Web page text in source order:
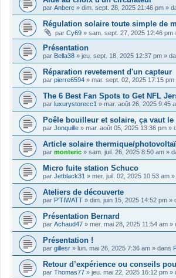
par Anberc » dim. sept. 28, 2025 21:46 pm »
Régulation solaire toute simple de
par Cy69 » sam. sept. 27, 2025 12:46 pm
Présentation
par Bella38 » jeu. sept. 18, 2025 12:37 pm »
Réparation revetement d'un capteur
par pierre6594 » mar. sept. 02, 2025 17:15 pm
The 6 Best Fan Spots to Get NFL
par luxurystorecc1 » mar. août 26, 2025 9:45
Poêle bouilleur et solaire, ça vaut le
par Jonquille » mar. août 05, 2025 13:36 pm »
Article solaire thermique/
par monteric » sam. juil. 26, 2025 8:50 am »
Micro fuite station Schuco
par Jetblack31 » mer. juil. 02, 2025 10:53 am »
Ateliers de découverte
par P'TIWATT » dim. juin 15, 2025 14:52 pm »
Présentation Bernard
par Achaud47 » mer. mai 28, 2025 11:54 am »
Présentation !
par gillesr » lun. mai 26, 2025 7:36 am » dans
Retour d’expérience ou conseils
par Thomas77 » jeu. mai 22, 2025 16:12 pm »